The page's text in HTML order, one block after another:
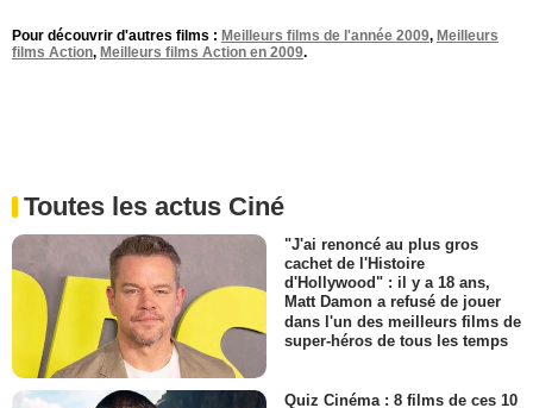
Pour découvrir d'autres films : Meilleurs films de l'année 2009, Meilleurs
films Action, Meilleurs films Action en 2009.
Toutes les actus Ciné
"J'ai renoncé au plus gros
cachet de l'Histoire
d'Hollywood" : il y a 18 ans,
Matt Damon a refusé de jouer
dans l'un des meilleurs films de
super-héros de tous les temps
Quiz Cinéma : 8 films de ces 10